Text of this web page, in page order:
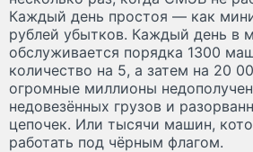
Каждый день простоя — как
рублей убытков. Каждый день в
обслуживается порядка 1300
количество на 5, а затем на 20
огромные миллионы
недовезённых грузов и
цепочек. Или тысячи машин,
работать под чёрным флагом.